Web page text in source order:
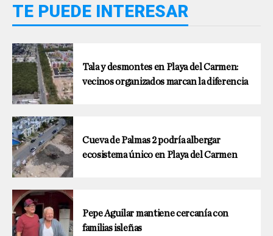
TE PUEDE INTERESAR
Tala y desmontes en Playa del Carmen:
vecinos organizados marcan la diferencia
Cueva de Palmas 2 podría albergar
ecosistema único en Playa del Carmen
Pepe Aguilar mantiene cercanía con
familias isleñas